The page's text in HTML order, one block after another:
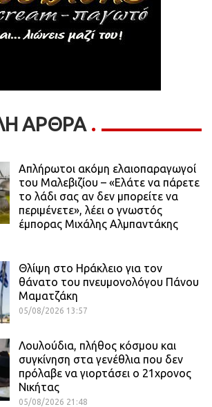
ΑΡΘΡΑ
Απλήρωτοι ακόμη ελαιοπαραγωγοί
του Μαλεβιζίου – «Ελάτε να πάρετε
το λάδι σας αν δεν μπορείτε να
περιμένετε», λέει ο γνωστός
έμπορας Μιχάλης Αλμπαντάκης
Θλίψη στο Ηράκλειο για τον
θάνατο του πνευμονολόγου Πάνου
Μαματζάκη
05/08/2026 13:57
Λουλούδια, πλήθος κόσμου και
συγκίνηση στα γενέθλια που δεν
πρόλαβε να γιορτάσει ο 21χρονος
Νικήτας
05/08/2026 21:48